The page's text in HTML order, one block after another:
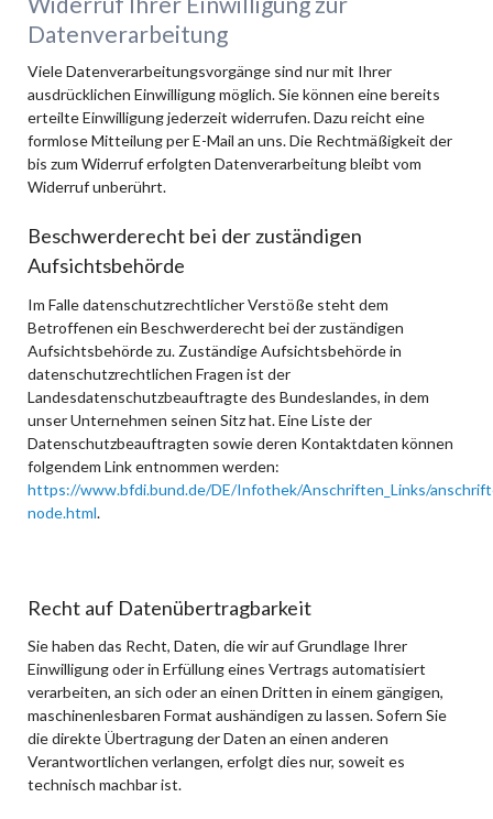
Datenverarbeitung
Viele Datenverarbeitungsvorgänge sind nur mit Ihrer
ausdrücklichen Einwilligung möglich. Sie können eine bereits
erteilte Einwilligung jederzeit widerrufen. Dazu reicht eine
formlose Mitteilung per E-Mail an uns. Die Rechtmäßigkeit der
bis zum Widerruf erfolgten Datenverarbeitung bleibt vom
Widerruf unberührt.
Beschwerderecht bei der zuständigen
Aufsichtsbehörde
Im Falle datenschutzrechtlicher Verstöße steht dem
Betroffenen ein Beschwerderecht bei der zuständigen
Aufsichtsbehörde zu. Zuständige Aufsichtsbehörde in
datenschutzrechtlichen Fragen ist der
Landesdatenschutzbeauftragte des Bundeslandes, in dem
unser Unternehmen seinen Sitz hat. Eine Liste der
Datenschutzbeauftragten sowie deren Kontaktdaten können
folgendem Link entnommen werden:
https://www.bfdi.bund.de/DE/Infothek/Anschriften_Links/
node.html.
Recht auf Datenübertragbarkeit
Sie haben das Recht, Daten, die wir auf Grundlage Ihrer
Einwilligung oder in Erfüllung eines Vertrags automatisiert
verarbeiten, an sich oder an einen Dritten in einem gängigen,
maschinenlesbaren Format aushändigen zu lassen. Sofern Sie
die direkte Übertragung der Daten an einen anderen
Verantwortlichen verlangen, erfolgt dies nur, soweit es
technisch machbar ist.